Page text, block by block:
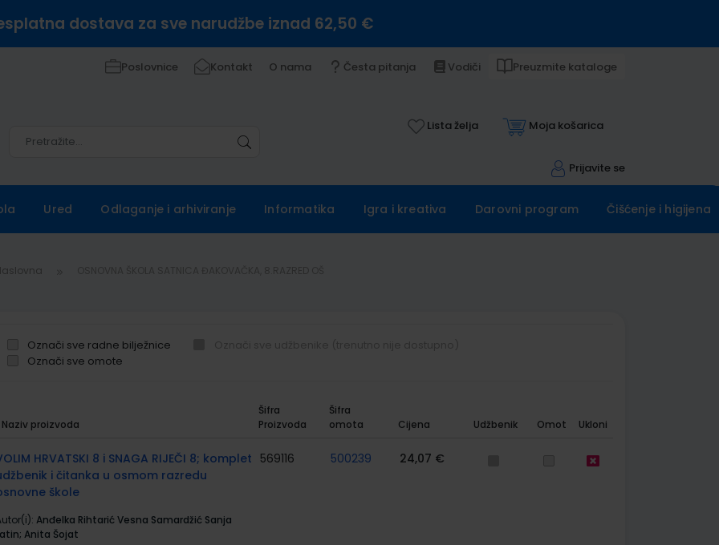
dostava za sve narudžbe iznad 62,50 €
Poslovnice Kontakt O nama Česta pitanja Vodiči Preuzmite kataloge
Lista želja Moja košarica
Prijavite se
Ured Odlaganje i arhiviranje Informatika Igra i kreativa Darovni program Čišćenje i higijena
Označi sve radne bilježnice
Označi sve omote
Naziv proizvoda
Šifra
Proizvoda
Šifra
omota
Cijena Udžbenik Omot Ukloni
HRVATSKI 8 i SNAGA RIJEČI 8; komplet
i čitanka u osmom razredu
škole
Anđelka Rihtarić Vesna Samardžić Sanja
Anita Šojat
569116 500239 24,07 €